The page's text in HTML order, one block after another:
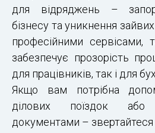
для відряджень –
бізнесу та уникнення
професійними сервісами,
забезпечує прозорість
для працівників, так і для
Якщо вам потрібна
ділових поїздок або
документами – звертайтеся